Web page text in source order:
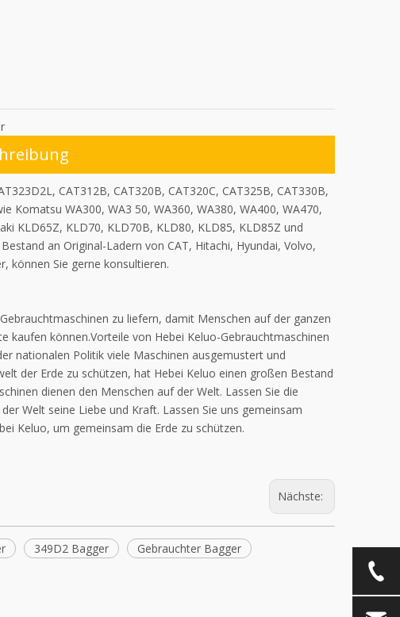
CAT312B, CAT320B, CAT320C, CAT325B, CAT330B,
Komatsu WA300, WA3 50, WA360, WA380, WA400, WA470,
KLD65Z, KLD70, KLD70B, KLD80, KLD85, KLD85Z und
an Original-Ladern von CAT, Hitachi, Hyundai, Volvo,
können Sie gerne konsultieren.
zu liefern, damit Menschen auf der ganzen
können.Vorteile von Hebei Keluo-Gebrauchtmaschinen
nationalen Politik viele Maschinen ausgemustert und
der Erde zu schützen, hat Hebei Keluo einen großen Bestand
dienen den Menschen auf der Welt. Lassen Sie die
Welt seine Liebe und Kraft. Lassen Sie uns gemeinsam
Keluo, um gemeinsam die Erde zu schützen.
Nächste:
349D2 Bagger
Gebrauchter Bagger